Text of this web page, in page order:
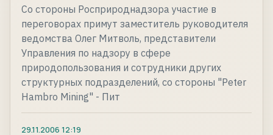
Со стороны Росприроднадзора участие в
переговорах примут заместитель руководителя
ведомства Олег Митволь, представители
Управления по надзору в сфере
природопользования и сотрудники других
структурных подразделений, со стороны "Peter
Hambro Mining" - Пит
29.11.2006 12:19